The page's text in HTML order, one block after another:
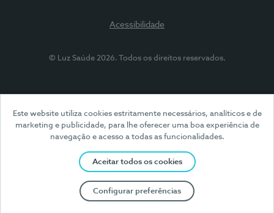
Este website utiliza cookies estritamente necessários, analíticos e de
marketing e publicidade, para lhe oferecer uma boa experiência de
navegação e acesso a todas as funcionalidades.
Aceitar todos os cookies
Configurar preferências
Acessibilidade
© Luz Saúde 2026. Todos os direitos reservados.